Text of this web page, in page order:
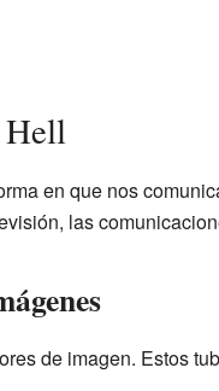
Hell
en que nos
las
de imagen. Estos